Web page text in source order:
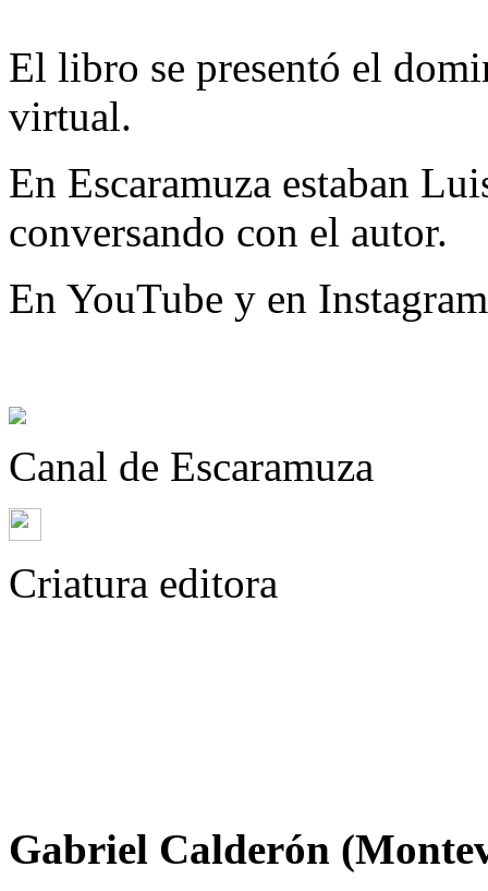
El libro se presentó el
virtual.
En Escaramuza estaban
conversando con el autor.
En YouTube y en
Canal de Escaramuza
Criatura editora
Gabriel Calderón